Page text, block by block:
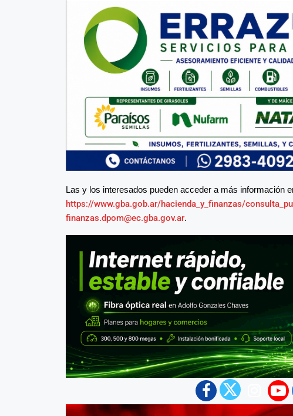
Las y los interesados pueden acceder a más información
https://www.gba.gob.ar/hacienda_y_finanzas/
finanzas.dpom@ec.gba.gov.ar.